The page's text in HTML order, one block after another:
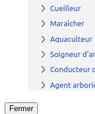
Fermer